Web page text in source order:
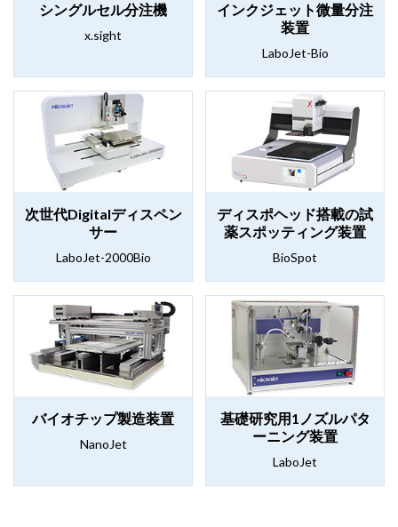
シングルセル分注機
x.sight
インクジェット微量分注
装置
LaboJet-Bio
次世代Digitalディスペン
サー
LaboJet-2000Bio
ディスポヘッド搭載の試
薬スポッティング装置
BioSpot
バイオチップ製造装置
NanoJet
基礎研究用1ノズルパタ
ーニング装置
LaboJet